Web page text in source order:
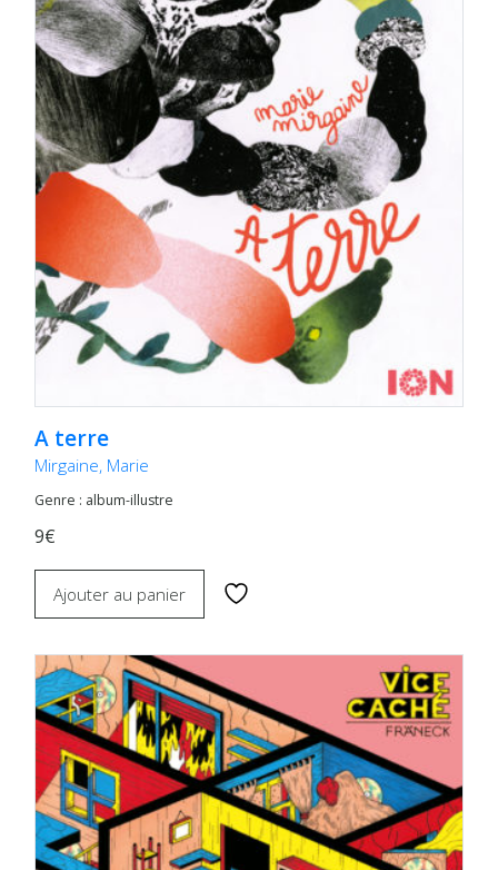
A terre
Mirgaine, Marie
Genre : album-illustre
9€
Ajouter au panier